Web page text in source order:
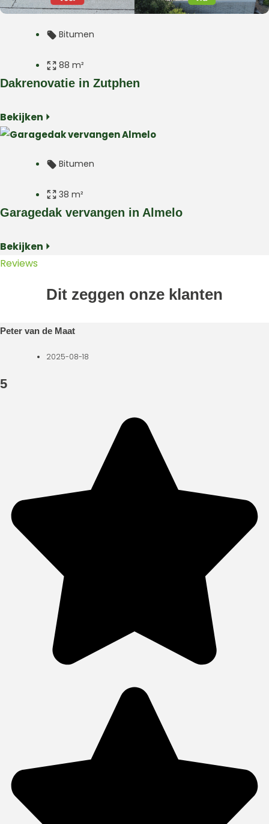
Bitumen
88 m²
Dakrenovatie in Zutphen
Bekijken ⏵
Bitumen
38 m²
Almelo
Garagedak vervangen in Almelo
Bekijken ⏵
Reviews
Dit zeggen onze klanten
Peter van de Maat
2025-08-18
5